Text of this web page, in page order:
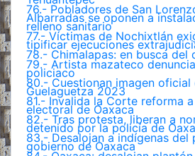
76.- Pobladores de San
Albarradas se oponen a
relleno sanitario
77.- Víctimas de Nochixtlán
tipificar ejecuciones
78.- Chimalapas: en busca del
79.- Artista mazateco
policiaco
80.- Cuestionan imagen oficial
Guelaguetza 2023
81.- Invalida la Corte reforma
electoral de Oaxaca
82.- Tras protesta, liberan a
detenido por la policía de
83.- Desalojan a indígenas del
gobierno de Oaxaca